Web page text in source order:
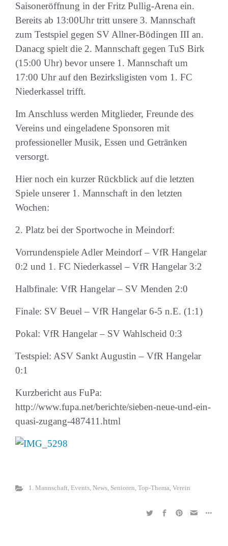
Saisoneröffnung in der Fritz Pullig-Arena ein.
Bereits ab 13:00Uhr tritt unsere 3. Mannschaft
zum Testspiel gegen SV Allner-Bödingen III an.
Danacg spielt die 2. Mannschaft gegen TuS Birk
(15:00 Uhr) bevor unsere 1. Mannschaft um
17:00 Uhr auf den Bezirksligisten vom 1. FC
Niederkassel trifft.
Im Anschluss werden Mitglieder, Freunde des
Vereins und eingeladene Sponsoren mit
professioneller Musik, Essen und Getränken
versorgt.
Hier noch ein kurzer Rückblick auf die letzten
Spiele unserer 1. Mannschaft in den letzten
Wochen:
2. Platz bei der Sportwoche in Meindorf:
Vorrundenspiele Adler Meindorf – VfR Hangelar
0:2 und 1. FC Niederkassel – VfR Hangelar 3:2
Halbfinale: VfR Hangelar – SV Menden 2:0
Finale: SV Beuel – VfR Hangelar 6-5 n.E. (1:1)
Pokal: VfR Hangelar – SV Wahlscheid 0:3
Testspiel: ASV Sankt Augustin – VfR Hangelar
0:1
Kurzbericht aus FuPa:
http://www.fupa.net/berichte/sieben-neue-und-ein-
quasi-zugang-487411.html
1. Mannschaft, Events, News, Senioren, Top-Thema, Verein